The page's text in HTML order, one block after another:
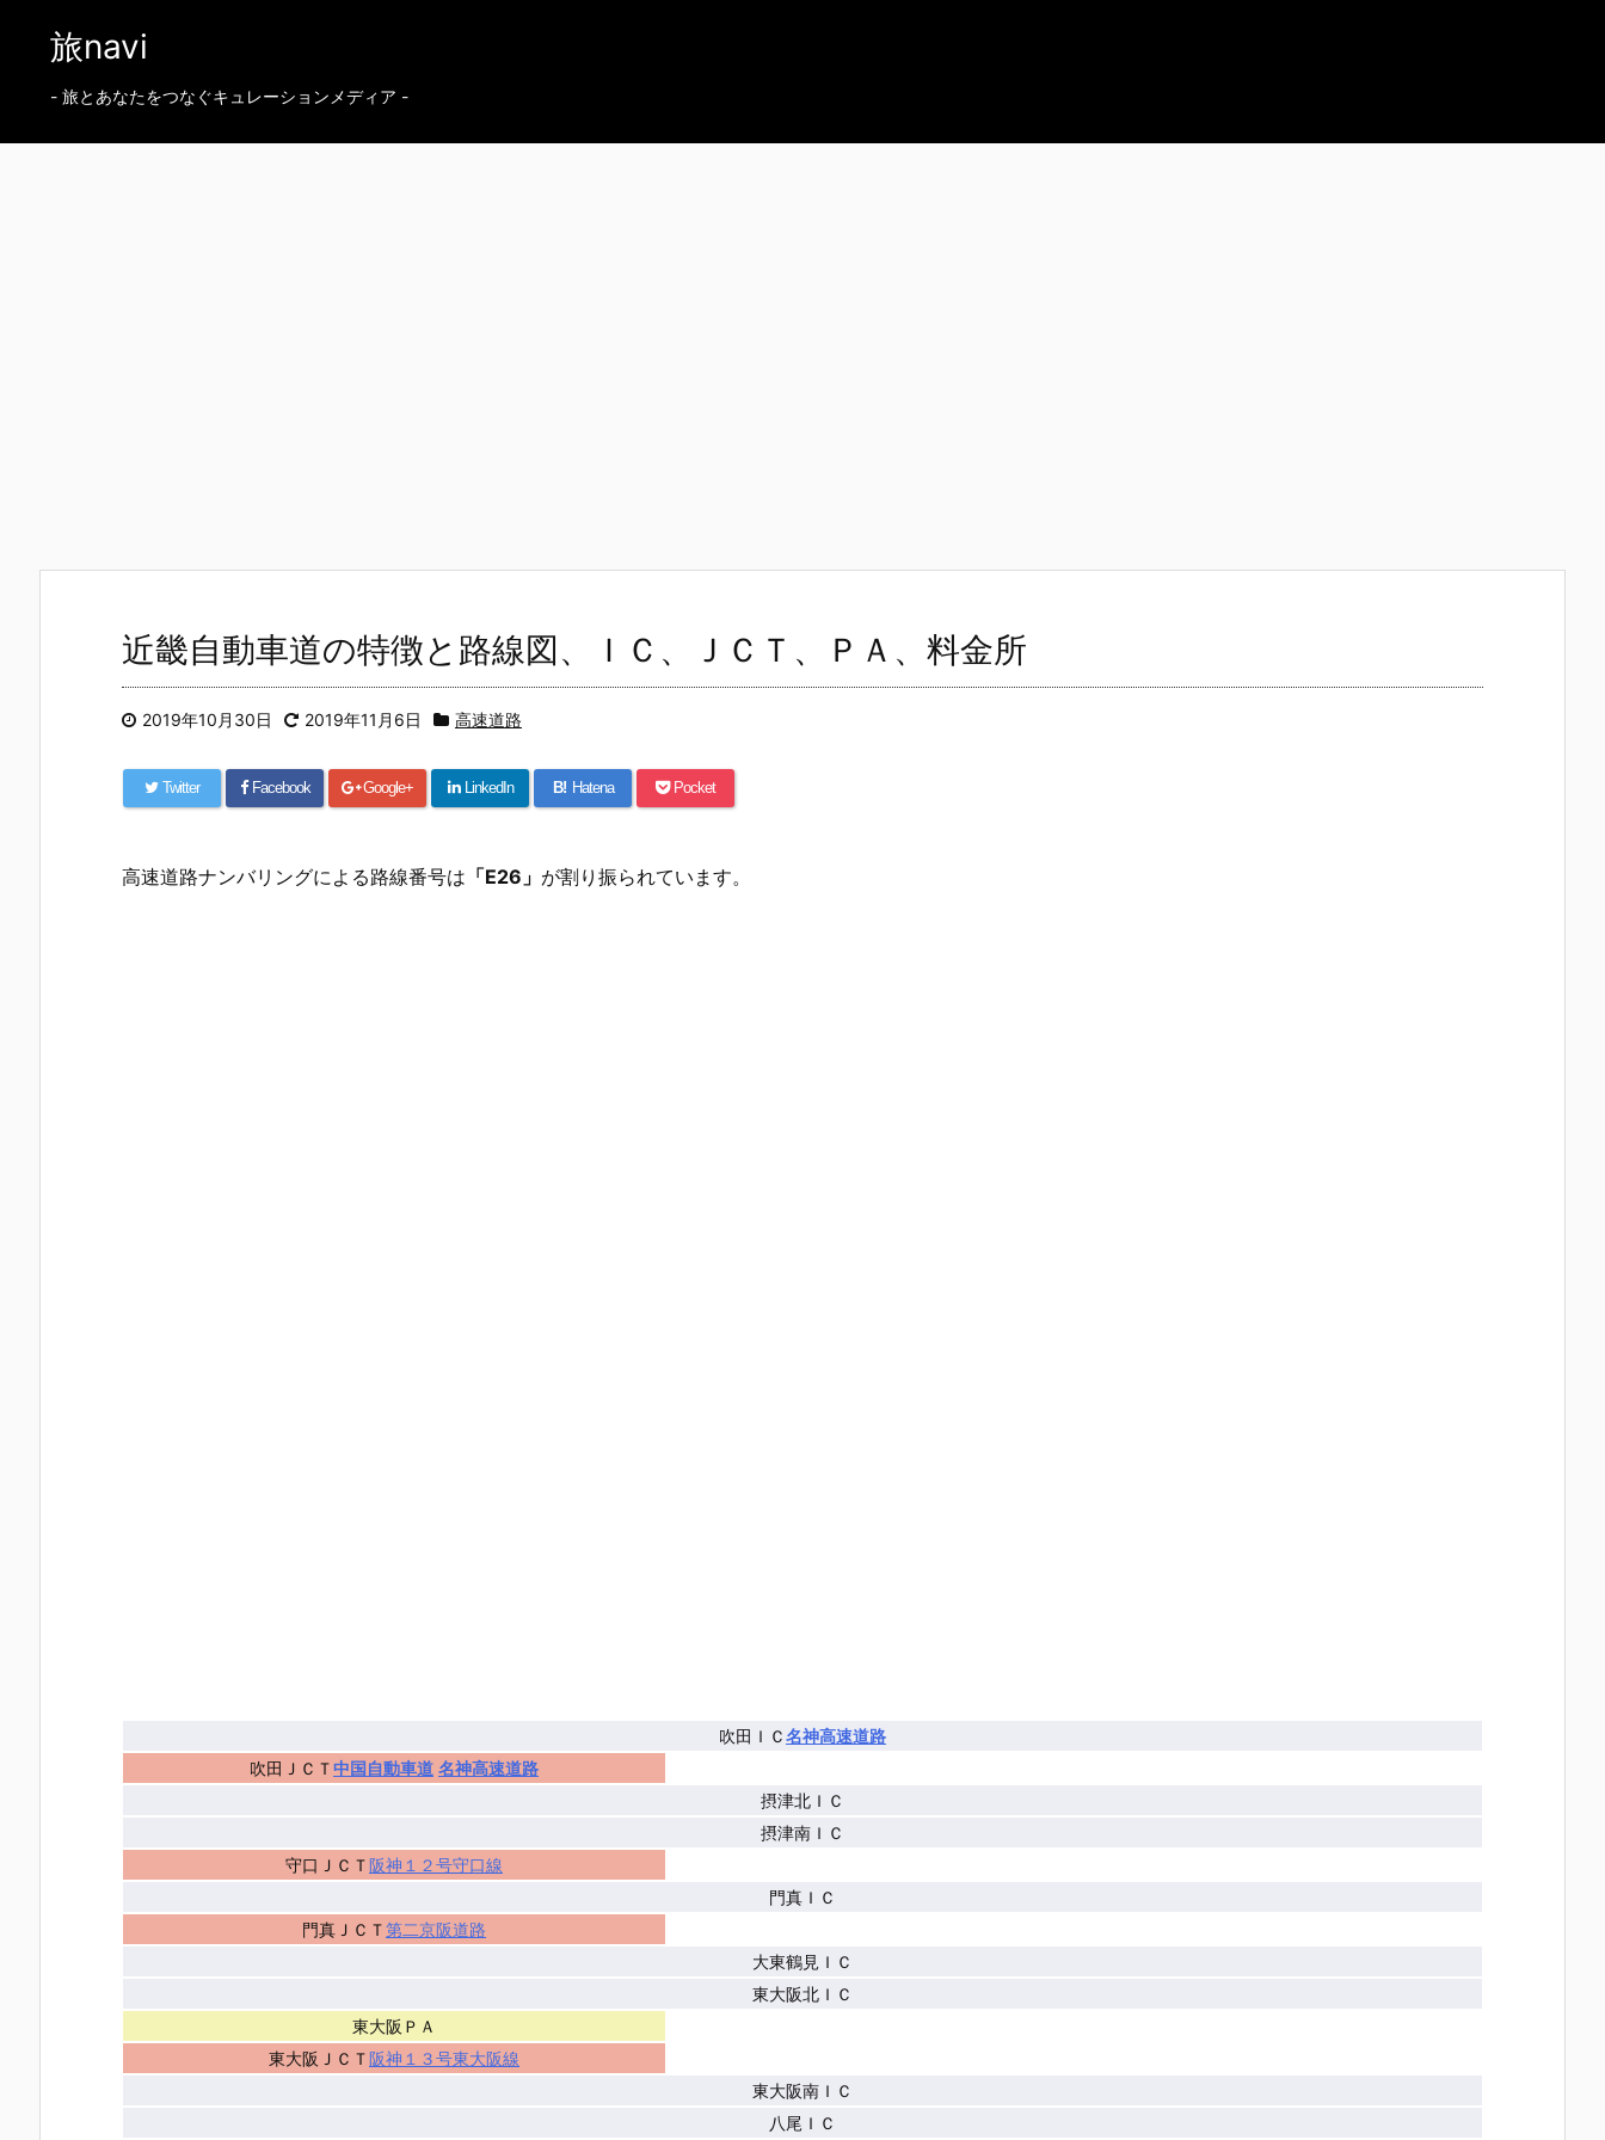
旅navi
- 旅とあなたをつなぐキュレーションメディア -
近畿自動車道の特徴と路線図、ＩＣ、ＪＣＴ、ＰＡ、料金所
2019年10月30日 2019年11月6日 高速道路
Twitter Facebook Google+ LinkedIn B! Hatena Pocket
高速道路ナンバリングによる路線番号は 「E26」 が割り振られています。
吹田ＩＣ名神高速道路
吹田ＪＣＴ中国自動車道 名神高速道路
摂津北ＩＣ
摂津南ＩＣ
守口ＪＣＴ阪神１２号守口線
門真ＩＣ
門真ＪＣＴ第二京阪道路
大東鶴見ＩＣ
東大阪北ＩＣ
東大阪ＰＡ
東大阪ＪＣＴ阪神１３号東大阪線
東大阪南ＩＣ
八尾ＩＣ